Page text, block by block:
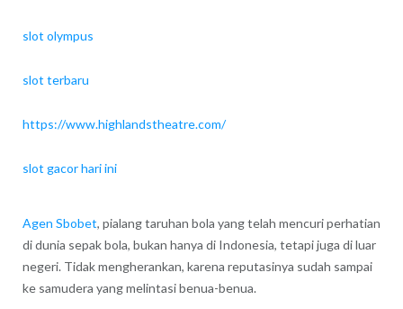
slot olympus
slot terbaru
https://www.highlandstheatre.com/
slot gacor hari ini
Agen Sbobet, pialang taruhan bola yang telah mencuri perhatian
di dunia sepak bola, bukan hanya di Indonesia, tetapi juga di luar
negeri. Tidak mengherankan, karena reputasinya sudah sampai
ke samudera yang melintasi benua-benua.